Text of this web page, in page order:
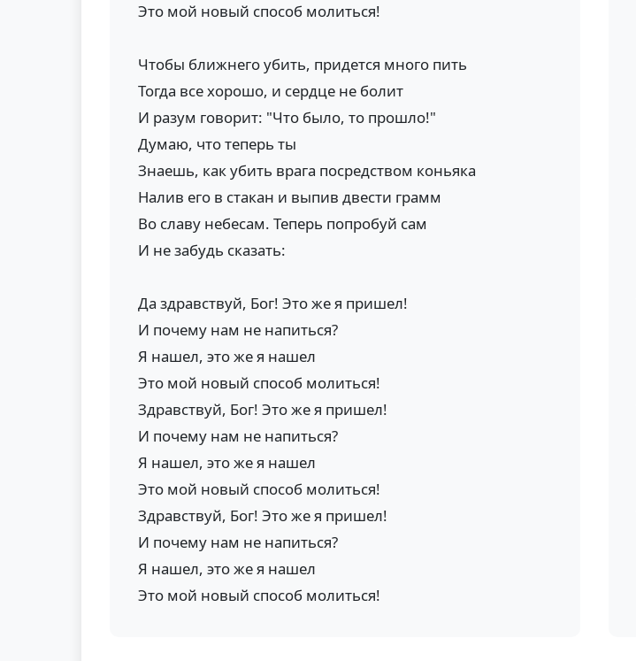
Это мой новый способ молиться!
Чтобы ближнего убить, придется много пить
Тогда все хорошо, и сердце не болит
И разум говорит: "Что было, то прошло!"
Думаю, что теперь ты
Знаешь, как убить врага посредством коньяка
Налив его в стакан и выпив двести грамм
Во славу небесам. Теперь попробуй сам
И не забудь сказать:
Да здравствуй, Бог! Это же я пришел!
И почему нам не напиться?
Я нашел, это же я нашел
Это мой новый способ молиться!
Здравствуй, Бог! Это же я пришел!
И почему нам не напиться?
Я нашел, это же я нашел
Это мой новый способ молиться!
Здравствуй, Бог! Это же я пришел!
И почему нам не напиться?
Я нашел, это же я нашел
Это мой новый способ молиться!